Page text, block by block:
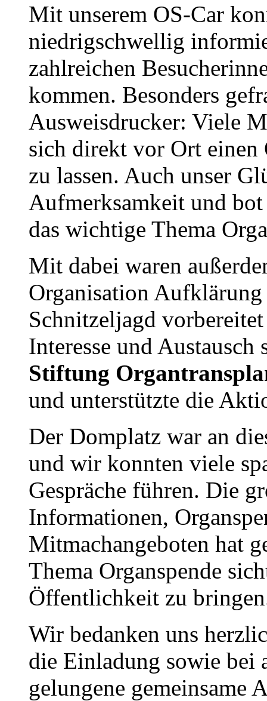
Mit unserem OS-Car
niedrigschwellig
zahlreichen
kommen. Besonders
Ausweisdrucker: Viele
sich direkt vor Ort einen
zu lassen. Auch unser
Aufmerksamkeit und
das wichtige Thema
Mit dabei waren
Organisation Aufklärung
Schnitzeljagd
Interesse und
Stiftung
und unterstützte die
Der Domplatz war an
und wir konnten viele
Gespräche führen. Die
Informationen,
Mitmachangeboten hat
Thema Organspende
Öffentlichkeit zu
Wir bedanken uns
die Einladung sowie
gelungene gemeinsame